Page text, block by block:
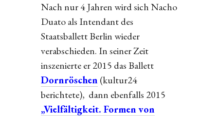
Nach nur 4 Jahren wird sich Nacho
Duato als Intendant des
Staatsballett Berlin wieder
verabschieden. In seiner Zeit
inszenierte er 2015 das Ballett
Dornröschen (kultur24
berichtete), dann ebenfalls 2015
„Vielfältigkeit. Formen von